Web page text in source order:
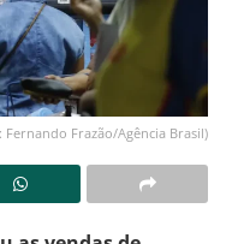
Fernando Frazão/Agência Brasil)